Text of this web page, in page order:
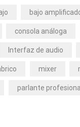
bajo
consola análoga
Interfaz de audio
mixer
parlante profesional